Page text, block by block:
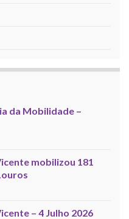
da Mobilidade –
mobilizou 181
– 4 Julho 2026